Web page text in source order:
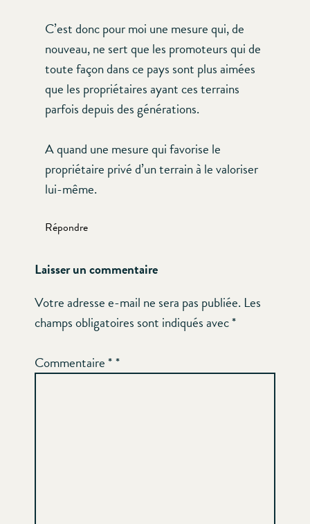
C’est donc pour moi une mesure qui, de
nouveau, ne sert que les promoteurs qui de
toute façon dans ce pays sont plus aimées
que les propriétaires ayant ces terrains
parfois depuis des générations.
A quand une mesure qui favorise le
propriétaire privé d’un terrain à le valoriser
lui-même.
Répondre
Laisser un commentaire
Votre adresse e-mail ne sera pas publiée. Les
champs obligatoires sont indiqués avec*
Commentaire*